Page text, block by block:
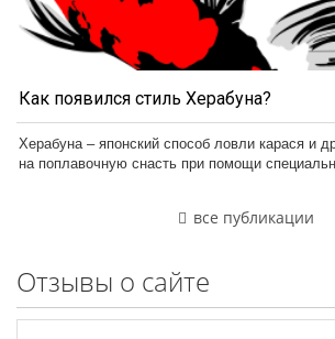
Как появился стиль Херабуна?
Херабуна – японский способ ловли карася и
на поплавочную снасть при помощи
все публикации
Отзывы о сайте